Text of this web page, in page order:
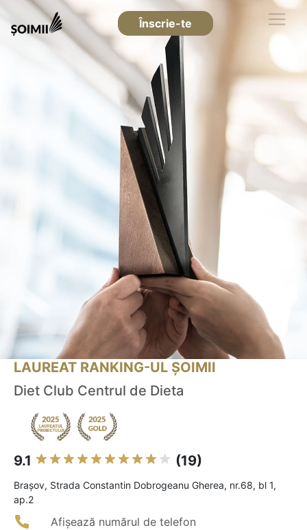
Înscrie-te
LAUREAT RANKING-UL ȘOIMII
Diet Club Centrul de Dieta
9.1 (19)
Braşov, Strada Constantin Dobrogeanu Gherea, nr.68, bl 1,
ap.2
Afișează numărul de telefon